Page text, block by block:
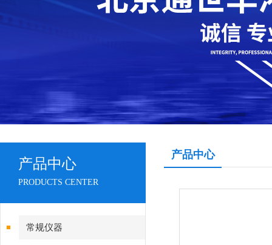
产品中心
PRODUCTS CENTER
常规仪器
产品中心